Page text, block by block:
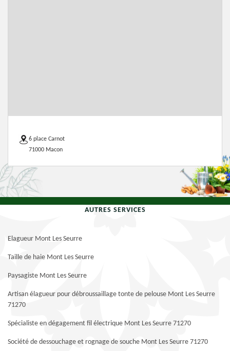
6 place Carnot
71000 Macon
AUTRES SERVICES
Elagueur Mont Les Seurre
Taille de haie Mont Les Seurre
Paysagiste Mont Les Seurre
Artisan élagueur pour débroussaillage tonte de pelouse Mont Les Seurre
71270
Spécialiste en dégagement fil électrique Mont Les Seurre 71270
Société de dessouchage et rognage de souche Mont Les Seurre 71270